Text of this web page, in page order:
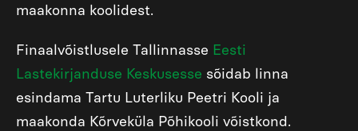
maakonna koolidest.
Finaalvõistlusele Tallinnasse Eesti
Lastekirjanduse Keskusesse sõidab linna
esindama Tartu Luterliku Peetri Kooli ja
maakonda Kõrveküla Põhikooli võistkond.